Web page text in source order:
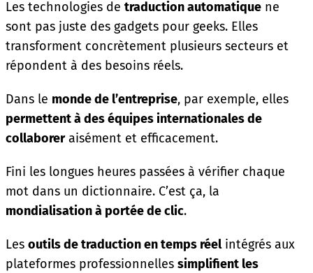
Les technologies de traduction automatique ne
sont pas juste des gadgets pour geeks. Elles
transforment concrètement plusieurs secteurs et
répondent à des besoins réels.
Dans le monde de l’entreprise, par exemple, elles
permettent à des équipes internationales de
collaboreraisément et efficacement.
Fini les longues heures passées à vérifier chaque
mot dans un dictionnaire. C’est ça, la
mondialisation à portée de clic.
Les outils de traduction en temps réelintégrés aux
plateformes professionnelles simplifient les